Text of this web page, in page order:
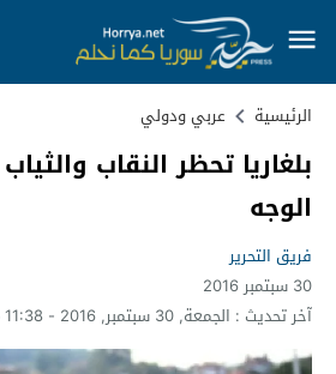
الرئيسية عربي ودولي
بلغاريا تحظر النقاب
الوجه
فريق التحرير
30 سبتمبر 2016
آخر تحديث : الجمعة, 30 سبتمبر, 2016 - 11:38 مساءً